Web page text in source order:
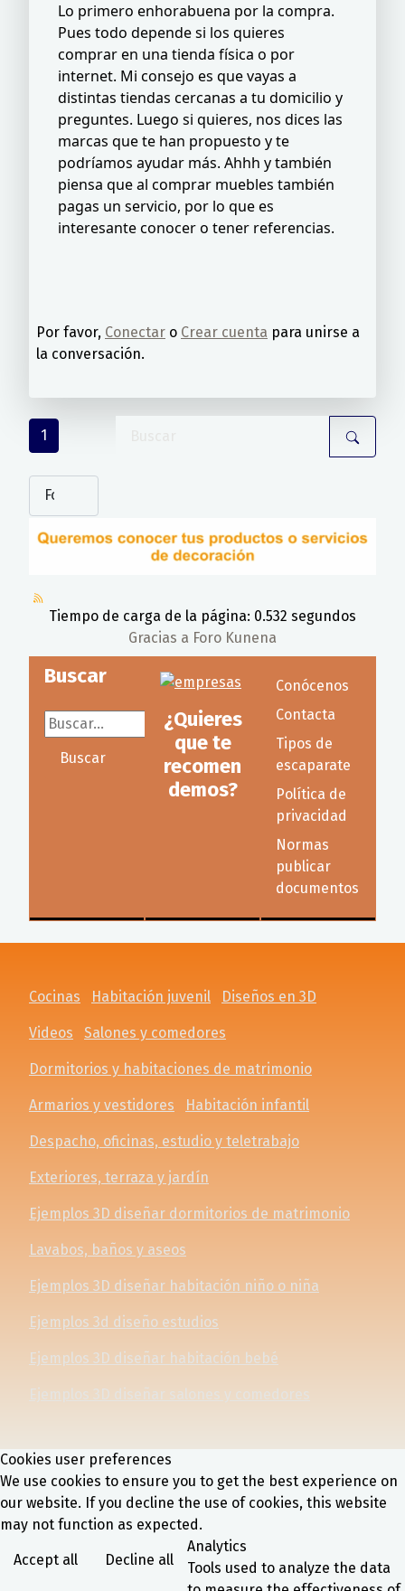
Lo primero enhorabuena por la compra.
Pues todo depende si los quieres
comprar en una tienda física o por
internet. Mi consejo es que vayas a
distintas tiendas cercanas a tu domicilio y
preguntes. Luego si quieres, nos dices las
marcas que te han propuesto y te
podríamos ayudar más. Ahhh y también
piensa que al comprar muebles también
pagas un servicio, por lo que es
interesante conocer o tener referencias.
Por favor, Conectar o Crear cuenta para unirse a
la conversación.
1
Tiempo de carga de la página: 0.532 segundos
Gracias a Foro Kunena
Buscar
Buscar...
Buscar
¿Quieres
que te
recomen
demos?
Conócenos
Contacta
Tipos de
escaparate
Política de
privacidad
Normas
publicar
documentos
Cocinas Habitación juvenil Diseños en 3D
Videos Salones y comedores
Dormitorios y habitaciones de matrimonio
Armarios y vestidores Habitación infantil
Despacho, oficinas, estudio y teletrabajo
Exteriores, terraza y jardín
Ejemplos 3D diseñar dormitorios de matrimonio
Lavabos, baños y aseos
Ejemplos 3D diseñar habitación niño o niña
Ejemplos 3d diseño estudios
Ejemplos 3D diseñar habitación bebé
Ejemplos 3D diseñar salones y comedores
Cookies user preferences
We use cookies to ensure you to get the best experience on
our website. If you decline the use of cookies, this website
may not function as expected.
Accept all Decline all
Analytics
Tools used to analyze the data